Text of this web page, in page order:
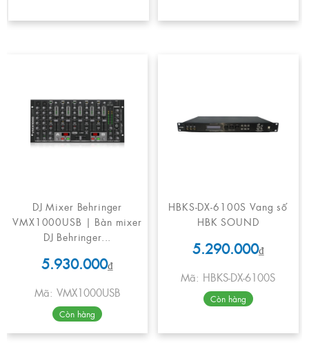
DJ Mixer Behringer
VMX1000USB | Bàn mixer
DJ Behringer...
5.930.000₫
Mã: VMX1000USB
Còn hàng
HBKS-DX-6100S Vang số
HBK SOUND
5.290.000₫
Mã: HBKS-DX-6100S
Còn hàng